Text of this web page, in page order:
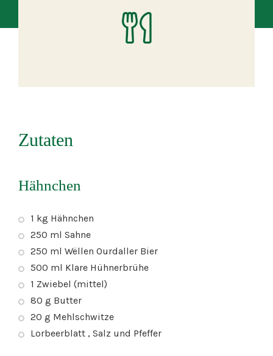
Zutaten
Hähnchen
1 kg Hähnchen
250 ml Sahne
250 ml Wëllen Ourdaller Bier
500 ml Klare Hühnerbrühe
1 Zwiebel (mittel)
80 g Butter
20 g Mehlschwitze
Lorbeerblatt , Salz und Pfeffer